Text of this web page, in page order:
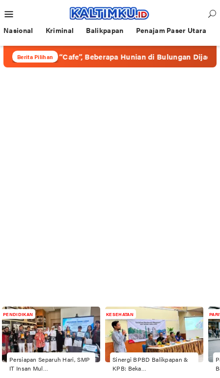
ke
kontenMobile
Nasional Kriminal Balikpapan Penajam Paser Utara
Berita Pilihan
Berkedok “Cafe”, Beberapa Hunian di Bulungan Dijadikan
PENDIDIKAN
Persiapan Separuh Hari, SMP
IT Insan Mul…
KESEHATAN
Sinergi BPBD Balikpapan &
KPB: Beka…